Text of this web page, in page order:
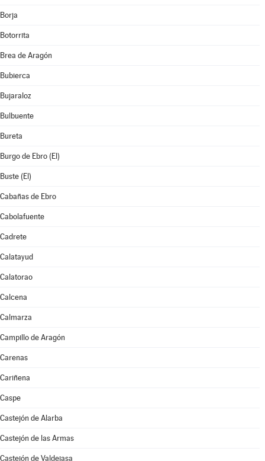
Borja
Botorrita
Brea de Aragón
Bubierca
Bujaraloz
Bulbuente
Bureta
Burgo de Ebro (El)
Buste (El)
Cabañas de Ebro
Cabolafuente
Cadrete
Calatayud
Calatorao
Calcena
Calmarza
Campillo de Aragón
Carenas
Cariñena
Caspe
Castejón de Alarba
Castejón de las Armas
Castejón de Valdejasa